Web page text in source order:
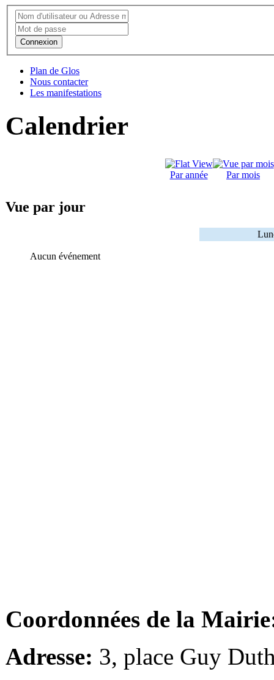
Connexion
Plan de Glos
Nous contacter
Les manifestations
Calendrier
Par année Par mois
Vue par jour
Aucun événement
Coordonnées de la
Adresse: 3, place Guy